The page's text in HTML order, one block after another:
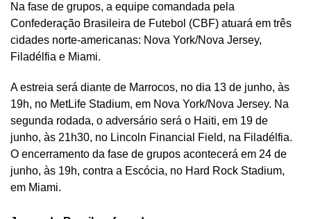
Na fase de grupos, a equipe comandada pela
Confederação Brasileira de Futebol (CBF) atuará em três
cidades norte-americanas: Nova York/Nova Jersey,
Filadélfia e Miami.
A estreia será diante de Marrocos, no dia 13 de junho, às
19h, no MetLife Stadium, em Nova York/Nova Jersey. Na
segunda rodada, o adversário será o Haiti, em 19 de
junho, às 21h30, no Lincoln Financial Field, na Filadélfia.
O encerramento da fase de grupos acontecerá em 24 de
junho, às 19h, contra a Escócia, no Hard Rock Stadium,
em Miami.